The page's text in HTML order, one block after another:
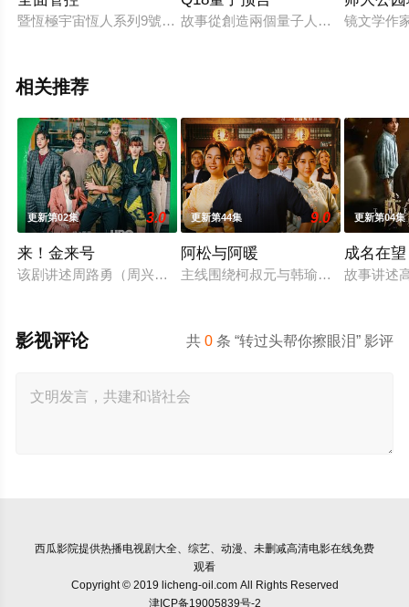
暨恆極宇宙恆人系列9號與人類相戀出走後身為恆人的領導者4
故事從創造兩個量子人工智能Kuro和
镜文学作
相关推荐
更新第02集 3.0
来！金来号
该剧讲述周路勇（周兴哲 饰）一边努力寻找父亲死亡真相，一
更新第44集 9.0
阿松与阿暖
主线围绕柯叔元与韩瑜饰演的"离婚
更新第04集
成名在望
故事讲述
共0 条 “转过头帮你擦眼泪” 影评
影视评论
西瓜影院提供热播电视剧大全、综艺、动漫、未删减高清电影在线免费
观看
Copyright © 2019 licheng-oil.com All Rights Reserved
津ICP备19005839号-2